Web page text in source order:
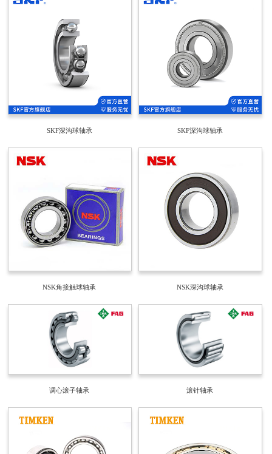
SKF深沟球轴承 SKF深沟球轴承
NSK角接触球轴承 NSK深沟球轴承
调心滚子轴承 滚针轴承